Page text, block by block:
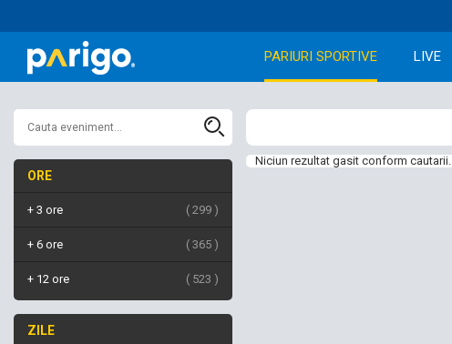
PARIURI SPORTIVE LIVE
ORE
+ 3 ore 299
+ 6 ore 365
+ 12 ore 523
ZILE
Niciun rezultat gasit conform cautarii.